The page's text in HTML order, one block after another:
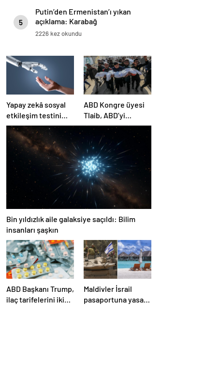
5
Putin’den Ermenistan’ı yıkan
açıklama: Karabağ
Azerbaycan’ın ayrılmaz bir
2226 kez okundu
Yapay zekâ sosyal
etkileşim testini
geçemedi
ABD Kongre üyesi
Tlaib, ABD’yi
Filistin’deki
“soykırımda suç
ortağı” olmakla
itham etti
Bin yıldızlık aile galaksiye saçıldı: Bilim
insanları şaşkın
ABD Başkanı Trump,
ilaç tarifelerini iki
Maldivler İsrail
pasaportuna yasak